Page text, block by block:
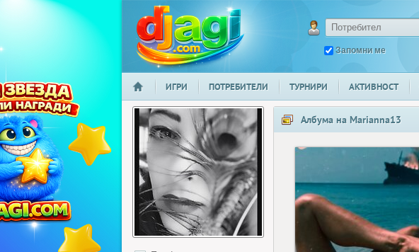
djagi.com
Запомни ме
НАЧАЛО
ИГРИ ПОТРЕБИТЕЛИ ТУРНИРИ АКТИВНОСТ
Албума на Marianna13